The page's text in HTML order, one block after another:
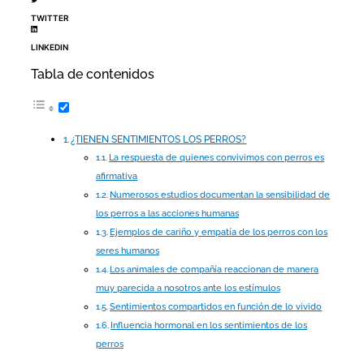
TWITTER
LINKEDIN
Tabla de contenidos
¿TIENEN SENTIMIENTOS LOS PERROS?
La respuesta de quienes convivimos con perros es
afirmativa
Numerosos estudios documentan la sensibilidad de
los perros a las acciones humanas
Ejemplos de cariño y empatía de los perros con los
seres humanos
Los animales de compañía reaccionan de manera
muy parecida a nosotros ante los estímulos
Sentimientos compartidos en función de lo vivido
Influencia hormonal en los sentimientos de los
perros